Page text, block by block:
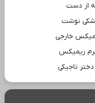
از دست
نوشت
خارجی
ریمیکس
تاجیکی